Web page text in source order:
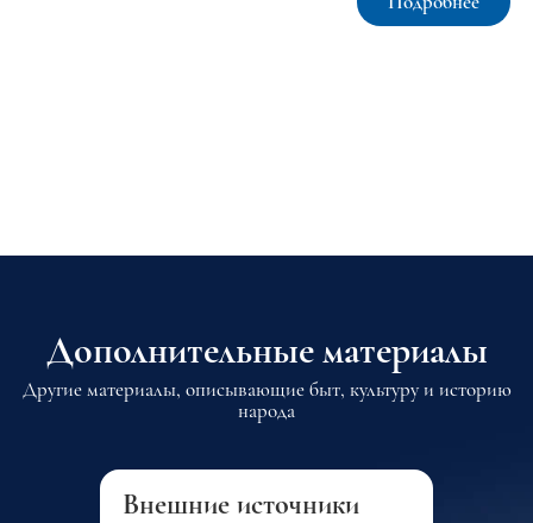
Дополнительные материалы
Другие материалы, описывающие быт, культуру и историю
народа
Внешние источники